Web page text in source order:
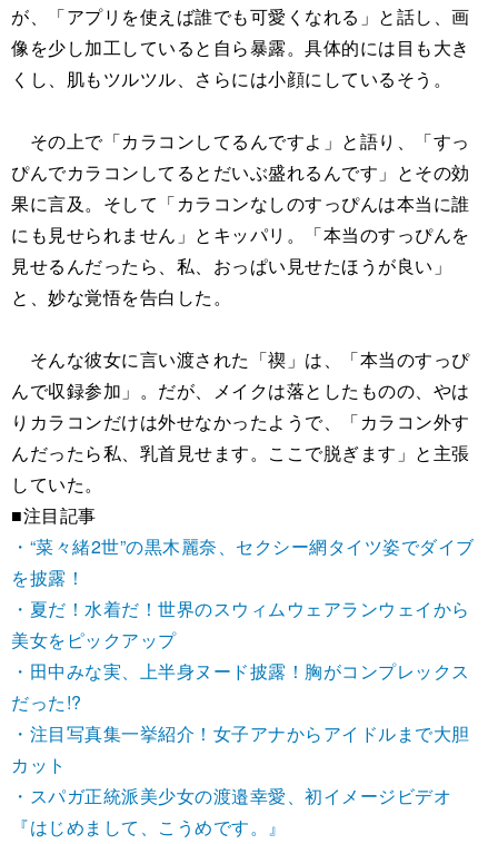
が、「アプリを使えば誰でも可愛くなれる」と話し、画
像を少し加工していると自ら暴露。具体的には目も大き
くし、肌もツルツル、さらには小顔にしているそう。
その上で「カラコンしてるんですよ」と語り、「すっ
ぴんでカラコンしてるとだいぶ盛れるんです」とその効
果に言及。そして「カラコンなしのすっぴんは本当に誰
にも見せられません」とキッパリ。「本当のすっぴんを
見せるんだったら、私、おっぱい見せたほうが良い」
と、妙な覚悟を告白した。
そんな彼女に言い渡された「禊」は、「本当のすっぴ
んで収録参加」。だが、メイクは落としたものの、やは
りカラコンだけは外せなかったようで、「カラコン外す
んだったら私、乳首見せます。ここで脱ぎます」と主張
していた。
■注目記事
・“菜々緒2世”の黒木麗奈、セクシー網タイツ姿でダイブ
を披露！
・夏だ！水着だ！世界のスウィムウェアランウェイから
美女をピックアップ
・田中みな実、上半身ヌード披露！胸がコンプレックス
だった!?
・注目写真集一挙紹介！女子アナからアイドルまで大胆
カット
・スパガ正統派美少女の渡邉幸愛、初イメージビデオ
『はじめまして、こうめです。』